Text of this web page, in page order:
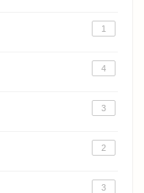
1
4
3
2
3